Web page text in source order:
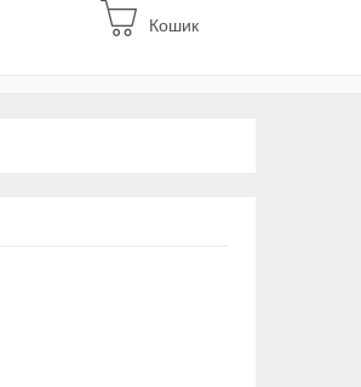
Кошик